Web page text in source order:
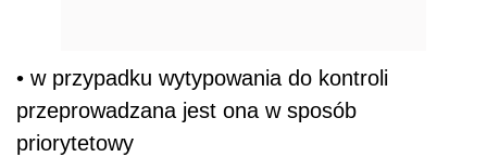
• w przypadku wytypowania do kontroli
przeprowadzana jest ona w sposób
priorytetowy